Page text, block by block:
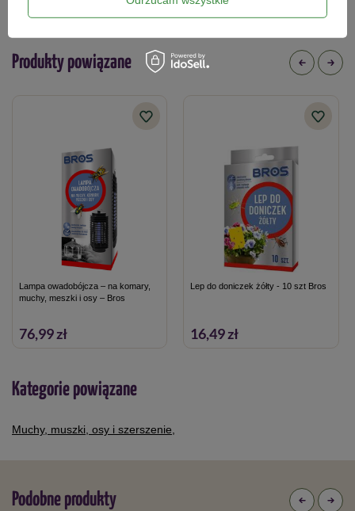
Produkty powiązane
Lampa owadobójcza – na komary,
muchy, meszki i osy – Bros
76,99 zł
Lep do doniczek żółty - 10 szt Bros
16,49 zł
Kategorie powiązane
Muchy, muszki, osy i szerszenie
Podobne produkty